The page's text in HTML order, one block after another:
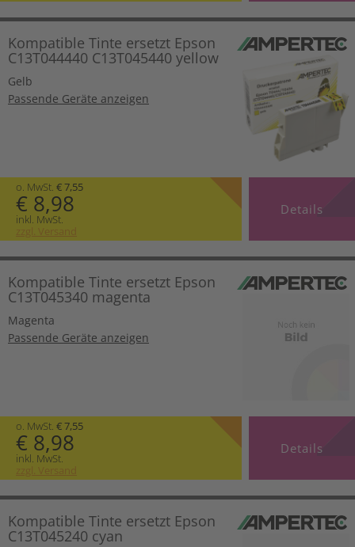
Kompatible Tinte ersetzt Epson
C13T044440 C13T045440 yellow
Gelb
Passende Geräte anzeigen
o. MwSt. € 7,55
€ 8,98
inkl. MwSt.
zzgl. Versand
Details
Kompatible Tinte ersetzt Epson
C13T045340 magenta
Magenta
Passende Geräte anzeigen
o. MwSt. € 7,55
€ 8,98
inkl. MwSt.
zzgl. Versand
Details
Kompatible Tinte ersetzt Epson
C13T045240 cyan